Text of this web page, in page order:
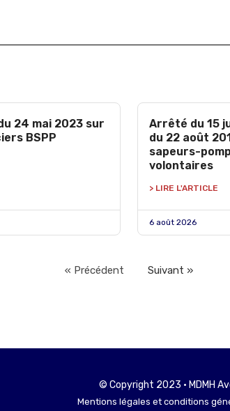
24 mai 2023 sur
BSPP
Arrêté du 15
du 22 août
sapeurs-
volontaires
> LIRE L'ARTICLE
6 août 2026
« Précédent Suivant »
© Copyright 2023 • MDMH
Mentions légales et conditions